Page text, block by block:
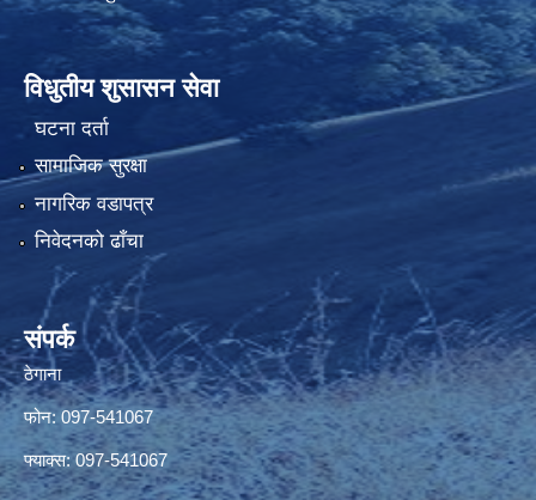
विधुतीय शुसासन सेवा
घटना दर्ता
सामाजिक सुरक्षा
नागरिक वडापत्र
निवेदनको ढाँचा
संपर्क
ठेगाना
फोन: 097-541067
फ्याक्स: 097-541067